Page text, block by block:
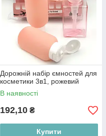
Дорожній набір ємностей для
косметики 3в1, рожевий
В наявності
192,10 ₴
Купити